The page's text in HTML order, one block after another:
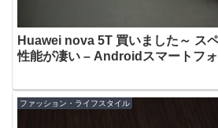
Huawei nova 5T 買いました～ ス
性能が凄い – Androidスマートフ
ファッション・ライフスタイル